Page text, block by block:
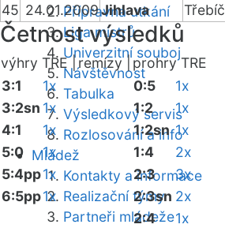
Přípravná utkání
Liga mistrů
Univerzitní souboj
Návštěvnost
Tabulka
Výsledkový servis
Rozlosování a info
Mládež
Kontakty a informace
Realizační týmy
Partneři mládeže
45 24.01.2009Jihlava Třebíč
Četnost výsledků
výhry TRE |remízy |prohry TRE
3:1
1x
3:2sn 1x
4:1
1x
5:0
1x
5:4pp1x
6:5pp1x
0:5
1x
1:2
1x
1:2sn 1x
1:4
2x
2:3
3x
2:3sn 2x
2:4
1x